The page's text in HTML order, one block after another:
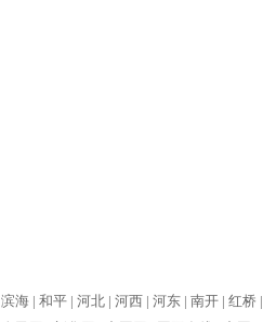
滨海 |和平 |河北 |河西 |河东 |南开 |红桥 |